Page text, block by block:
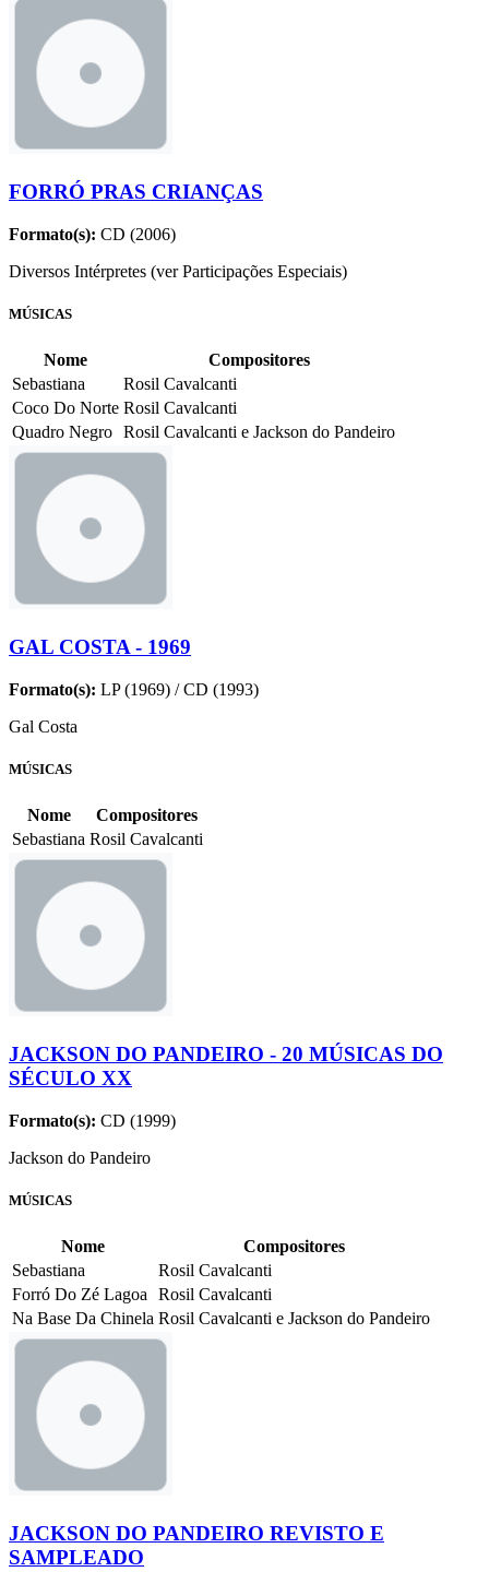
FORRÓ PRAS CRIANÇAS
Formato(s): CD (2006)
Diversos Intérpretes (ver Participações Especiais)
MÚSICAS
Nome
Compositores
Sebastiana
Rosil Cavalcanti
Coco Do Norte Rosil Cavalcanti
Quadro Negro Rosil Cavalcanti e Jackson do Pandeiro
GAL COSTA - 1969
Formato(s): LP (1969) / CD (1993)
Gal Costa
MÚSICAS
Nome
Compositores
Sebastiana Rosil Cavalcanti
JACKSON DO PANDEIRO - 20 MÚSICAS DO
SÉCULO XX
Formato(s): CD (1999)
Jackson do Pandeiro
MÚSICAS
Nome
Compositores
Sebastiana
Rosil Cavalcanti
Forró Do Zé Lagoa
Rosil Cavalcanti
Na Base Da Chinela Rosil Cavalcanti e Jackson do Pandeiro
JACKSON DO PANDEIRO REVISTO E
SAMPLEADO